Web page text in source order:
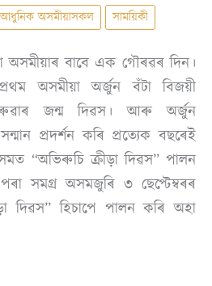
আধুনিক অসমীয়াসকল সাময়িকী
অসমীয়াৰ বাবে এক গৌৰৱৰ দিন।
অসমীয়া অৰ্জুন বঁটা বিজয়ী
বৰুৱাৰ জন্ম দিৱস। আৰু অৰ্জুন
প্ৰদৰ্শন কৰি প্ৰত্যেক বছৰেই
“অভিৰুচি ক্ৰীড়া দিৱস” পালন
সমগ্ৰ অসমজুৰি ৩ ছেপ্টেম্বৰৰ
দিৱস” হিচাপে পালন কৰি অহা